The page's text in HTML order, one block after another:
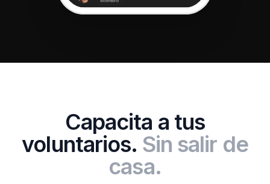
Capacita a tus
voluntarios. Sin salir de
casa.